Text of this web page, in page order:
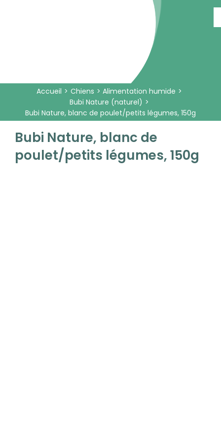
Accueil Chiens
Alimentation humide
Bubi Nature (naturel)
Bubi Nature, blanc de poulet/petits légumes, 150g
Bubi Nature, blanc de
poulet/petits légumes, 150g